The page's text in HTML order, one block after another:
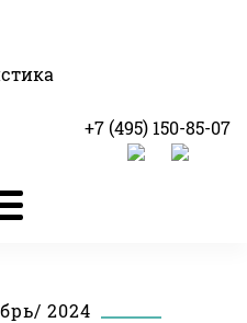
+7 (495) 150-85-07
2024